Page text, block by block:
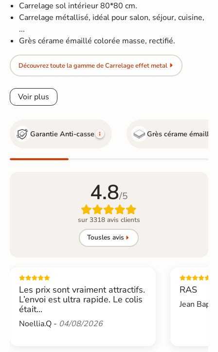
Carrelage sol intérieur 80*80 cm.
Carrelage métallisé, idéal pour salon, séjour, cuisine,
...
Grès cérame émaillé colorée masse, rectifié.
Découvrez toute la gamme de Carrelage effet metal
Voir plus
Garantie Anti-casse Grès cérame émaillé
4.8/5

sur 3318 avis clients
Tousles avis
Les prix sont vraiment attractifs.
L’envoi est ultra rapide. Le colis
était...
Noellia.Q - 04/08/2026
RAS
Jean